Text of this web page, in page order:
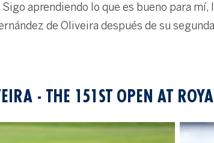
aprendiendo lo que es bueno para
de Oliveira después de su
- THE 151ST OPEN AT